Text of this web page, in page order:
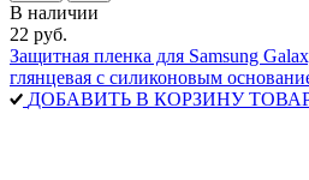
В наличии
22 руб.
Защитная пленка для Samsung
глянцевая с силиконовым
ДОБАВИТЬ В КОРЗИНУ